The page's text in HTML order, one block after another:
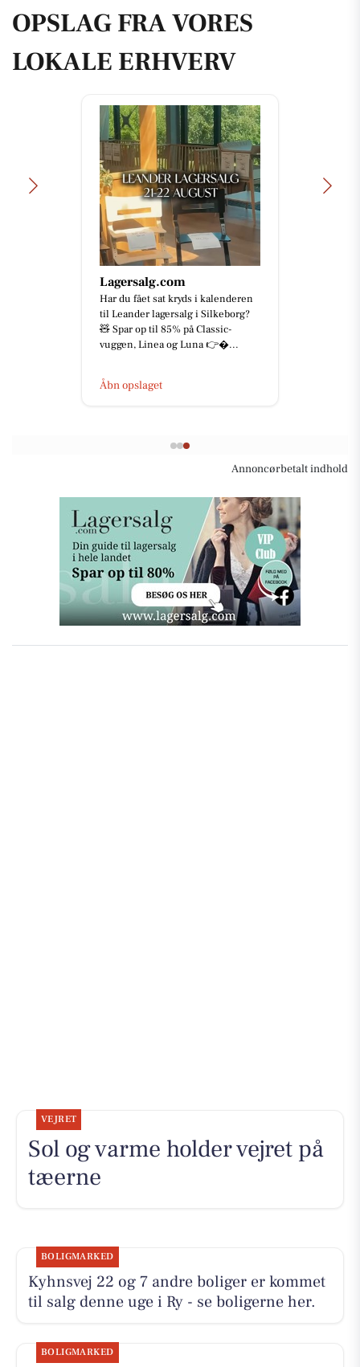
OPSLAG FRA VORES
LOKALE ERHVERV
Lagersalg.com
Har du fået sat kryds i kalenderen
til Leander lagersalg i Silkeborg?
🧸 Spar op til 85% på Classic-
vuggen, Linea og Luna 👉...
Åbn opslaget
Annoncørbetalt indhold
VEJRET
Sol og varme holder vejret på
tæerne
BOLIGMARKED
Kyhnsvej 22 og 7 andre boliger er kommet
til salg denne uge i Ry - se boligerne her.
BOLIGMARKED